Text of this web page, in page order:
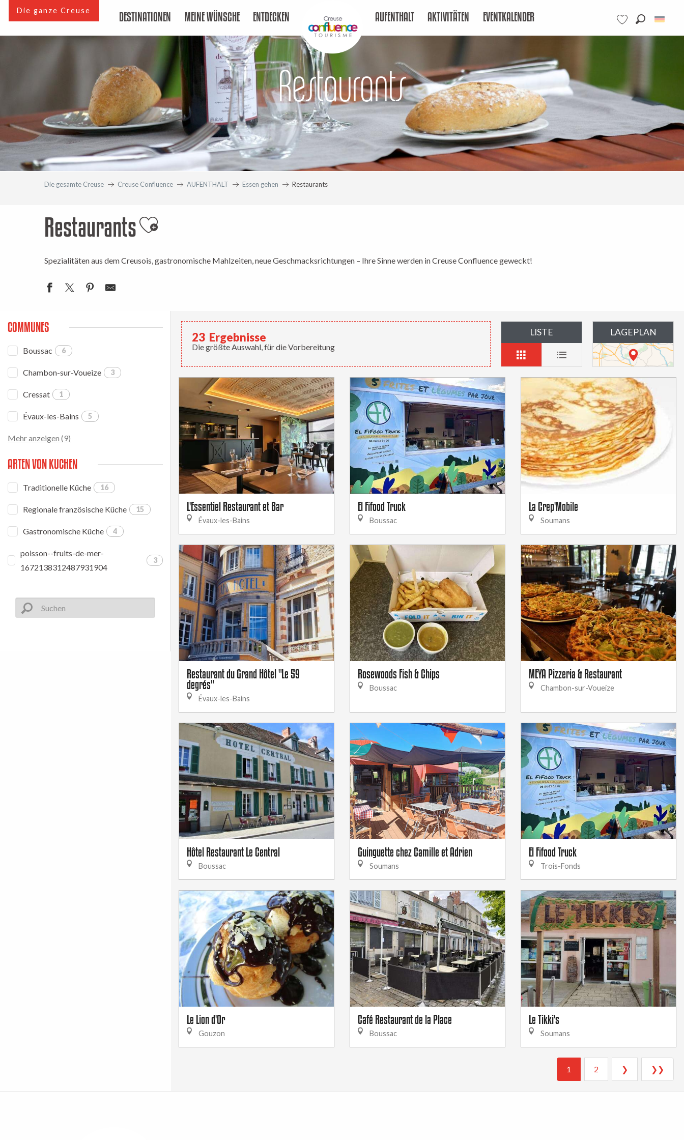
Voir les favoris
Die ganze Creuse DESTINATIONEN MEINE WÜNSCHE ENTDECKEN AUFENTHALT AKTIVITÄTEN EVENTKALENDER
Restaurants
Die gesamte Creuse Creuse Confluence AUFENTHALT Essen gehen Restaurants
RestaurantsAjouter aux favoris
Spezialitäten aus dem Creusois, gastronomische Mahlzeiten, neue Geschmacksrichtungen – Ihre Sinne werden in Creuse Confluence geweckt!
COMMUNES
Boussac 6
Chambon-sur-Voueize 3
Cressat 1
Évaux-les-Bains 5
Mehr anzeigen (9)
ARTEN VON KÜCHEN
Traditionelle Küche 16
Regionale französische Küche 15
Gastronomische Küche 4
poisson--fruits-de-mer-
1672138312487931904
3
23 Ergebnisse
Die größte Auswahl, für die Vorbereitung
LISTE LAGEPLAN
L'Essentiel Restaurant et Bar
Évaux-les-Bains
El Fifood Truck
Boussac
La Crep'Mobile
Soumans
Restaurant du Grand Hôtel "Le 59
degrés"
Évaux-les-Bains
Rosewoods Fish & Chips
Boussac
MEYA Pizzeria & Restaurant
Chambon-sur-Voueize
Hôtel Restaurant Le Central
Boussac
Guinguette chez Camille et Adrien
Soumans
El Fifood Truck
Trois-Fonds
Le Lion d'Or
Gouzon
Café Restaurant de la Place
Boussac
Le Tikki's
Soumans
1 2 ❯ ❯❯